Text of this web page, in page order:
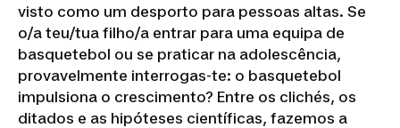
visto como um desporto para pessoas altas. Se
o/a teu/tua filho/a entrar para uma equipa de
basquetebol ou se praticar na adolescência,
provavelmente interrogas-te: o basquetebol
impulsiona o crescimento? Entre os clichés, os
ditados e as hipóteses científicas, fazemos a